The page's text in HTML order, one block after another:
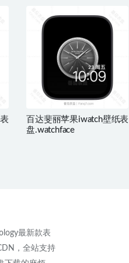
百达斐丽苹果iwatch壁纸表
盘.watchface
最新款表
，全站支持